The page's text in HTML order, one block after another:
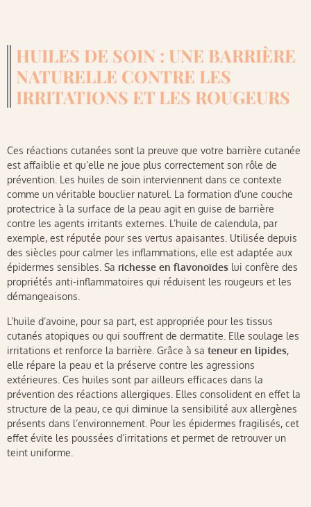
HUILES DE SOIN : UNE BARRIÈRE
NATURELLE CONTRE LES
IRRITATIONS ET LES ROUGEURS
Ces réactions cutanées sont la preuve que votre barrière cutanée
est affaiblie et qu’elle ne joue plus correctement son rôle de
prévention. Les huiles de soin interviennent dans ce contexte
comme un véritable bouclier naturel. La formation d’une couche
protectrice à la surface de la peau agit en guise de barrière
contre les agents irritants externes. L’huile de calendula, par
exemple, est réputée pour ses vertus apaisantes. Utilisée depuis
des siècles pour calmer les inflammations, elle est adaptée aux
épidermes sensibles. Sa richesse en flavonoïdes lui confère des
propriétés anti-inflammatoires qui réduisent les rougeurs et les
démangeaisons.
L’huile d’avoine, pour sa part, est appropriée pour les tissus
cutanés atopiques ou qui souffrent de dermatite. Elle soulage les
irritations et renforce la barrière. Grâce à sa teneur en lipides,
elle répare la peau et la préserve contre les agressions
extérieures. Ces huiles sont par ailleurs efficaces dans la
prévention des réactions allergiques. Elles consolident en effet la
structure de la peau, ce qui diminue la sensibilité aux allergènes
présents dans l’environnement. Pour les épidermes fragilisés, cet
effet évite les poussées d’irritations et permet de retrouver un
teint uniforme.